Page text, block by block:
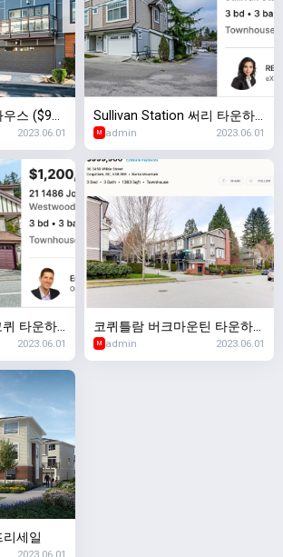
스 ($999
2023.06.01
Sullivan Station 써리 타운하
우스
M admin 2023.06.01
타운하
2023.06.01
코퀴틀람 버크마운틴 타운하
우스 ($999,900)
M admin 2023.06.01
세일
2023.06.01